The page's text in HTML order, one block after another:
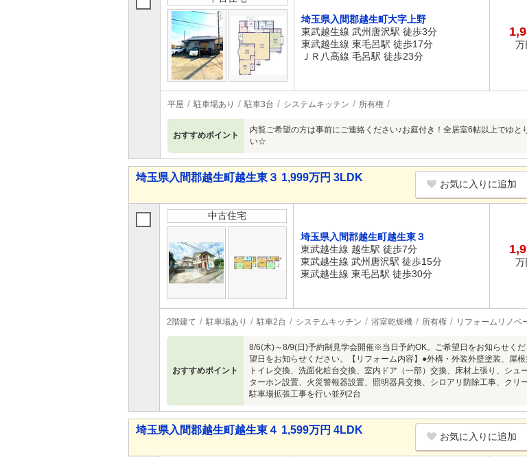
埼玉県入間郡越生町大字上野
東武越生線 武州唐沢駅 徒歩3分
東武越生線 東毛呂駅 徒歩17分
ＪＲ八高線 毛呂駅 徒歩23分
万
平屋 駐車場あり 駐車3台 システムキッチン 所有権
おすすめポイント
内覧ご希望の方は事前にご連絡ください♪お庭付き！全居室6帖以上でゆ
い☆
埼玉県入間郡越生町越生東３ 1,999万円 3LDK
お気に入りに追加
中古住宅
埼玉県入間郡越生町越生東３
東武越生線 越生駅 徒歩7分
東武越生線 武州唐沢駅 徒歩15分
東武越生線 東毛呂駅 徒歩30分
万
2階建て 駐車場あり 駐車2台 システムキッチン 浴室乾燥機 所有権 リフォームリノベ
おすすめポイント
8/6(木)～8/9(日)予約制見学会開催※当日予約OK。ご希望日をお知らせく
望日をお知らせください。【リフォーム内容】●外構・外装外壁塗装、屋
トイレ交換、洗面化粧台交換、室内ドア（一部）交換、床材上張り、シ
ターホン設置、火災警報器設置、照明器具交換、シロアリ防除工事、クリ
駐車場拡張工事を行い並列2台
埼玉県入間郡越生町越生東４ 1,599万円 4LDK
お気に入りに追加